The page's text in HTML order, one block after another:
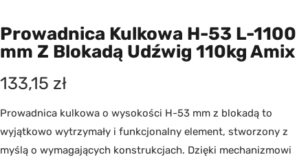
Prowadnica Kulkowa H-53 L-1100
Mm Z Blokadą Udźwig 110kg Amix
133,15 zł
Prowadnica kulkowa o wysokości H-53 mm z blokadą to
wyjątkowo wytrzymały i funkcjonalny element, stworzony z
myślą o wymagających konstrukcjach. Dzięki mechanizmowi